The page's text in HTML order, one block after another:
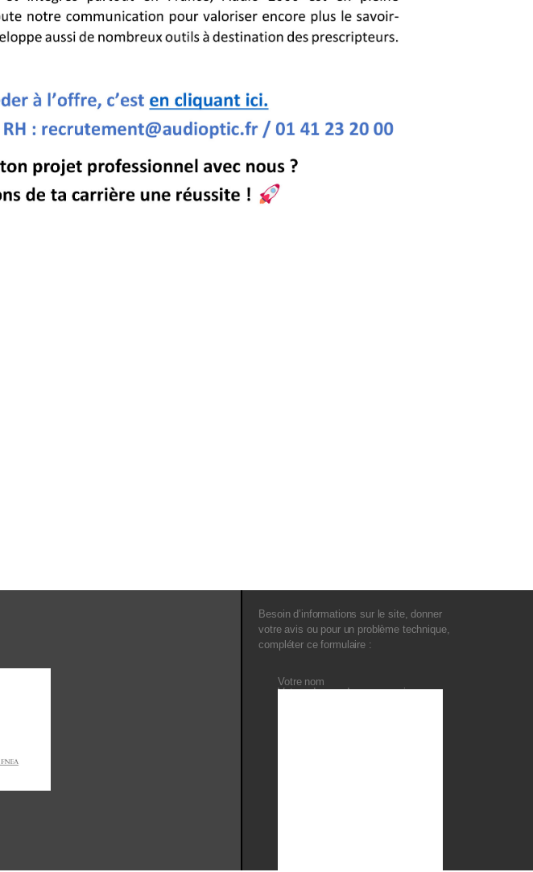
Besoin d’informations sur le site, donner
votre avis ou pour un problème technique,
compléter ce formulaire :
Votre nom
Votre adresse de messagerie